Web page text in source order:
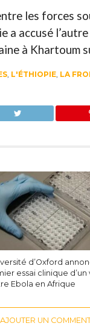
les forces
a accusé
à Khartoum
, L'ÉTHIOPIE, LA
d’Oxford
essai clinique d’un
Ebola en Afrique
AJOUTER UN